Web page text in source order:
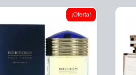
¡Oferta!